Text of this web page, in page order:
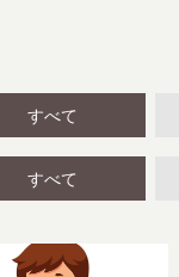
すべて
すべて